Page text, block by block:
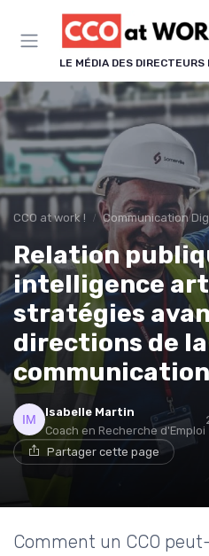
LE MÉDIA DES
CCO at work ! Communication
Relation
intelligence
stratégies
directions de la
communication
Isabelle Martin
Coach en Recherche d'Emploi
Partager cette page
Comment un CCO
Panneau de gestion des cookies